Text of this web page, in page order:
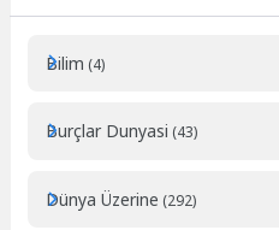
Bilim (4)
Burçlar Dunyasi (43)
Dünya Üzerine (292)